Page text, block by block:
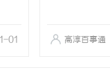
01 高淳百事通